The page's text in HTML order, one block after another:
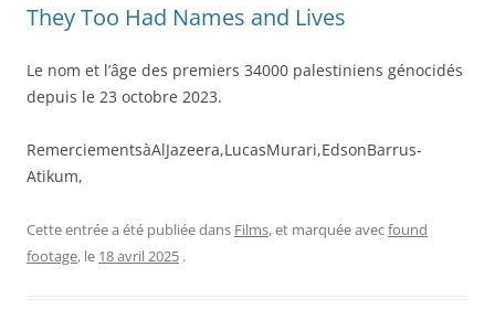
They Too Had Names and Lives
Le nom et l’âge des premiers 34000 palestiniens génocidés
depuis le 23 octobre 2023.
RemerciementsàAlJazeera,LucasMurari,EdsonBarrus-
Atikum,
Cette entrée a été publiée dans Films, et marquée avecfound
footage, le 18 avril 2025 .